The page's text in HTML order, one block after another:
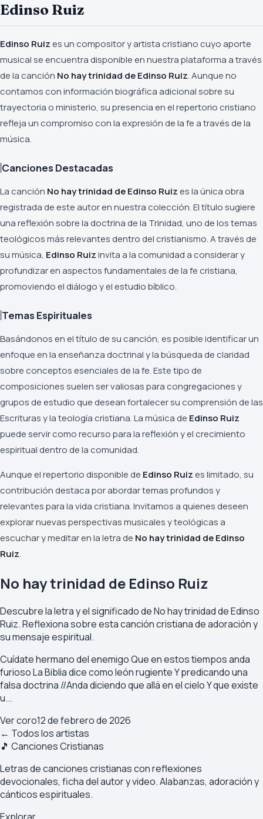
Edinso Ruiz
Edinso Ruizes un compositor y artista cristiano cuyo aporte
musical se encuentra disponible en nuestra plataforma a través
de la canción No hay trinidad de Edinso Ruiz. Aunque no
contamos con información biográfica adicional sobre su
trayectoria o ministerio, su presencia en el repertorio cristiano
refleja un compromiso con la expresión de la fe a través de la
música.
Canciones Destacadas
La canción No hay trinidad de Edinso Ruizes la única obra
registrada de este autor en nuestra colección. El título sugiere
una reflexión sobre la doctrina de la Trinidad, uno de los temas
teológicos más relevantes dentro del cristianismo. A través de
su música, Edinso Ruizinvita a la comunidad a considerar y
profundizar en aspectos fundamentales de la fe cristiana,
promoviendo el diálogo y el estudio bíblico.
Temas Espirituales
Basándonos en el título de su canción, es posible identificar un
enfoque en la enseñanza doctrinal y la búsqueda de claridad
sobre conceptos esenciales de la fe. Este tipo de
composiciones suelen ser valiosas para congregaciones y
grupos de estudio que desean fortalecer su comprensión de las
Escrituras y la teología cristiana. La música de Edinso Ruiz
puede servir como recurso para la reflexión y el crecimiento
espiritual dentro de la comunidad.
Aunque el repertorio disponible de Edinso Ruizes limitado, su
contribución destaca por abordar temas profundos y
relevantes para la vida cristiana. Invitamos a quienes deseen
explorar nuevas perspectivas musicales y teológicas a
escuchar y meditar en la letra de No hay trinidad de Edinso
Ruiz.
No hay trinidad de Edinso Ruiz
Descubre la letra y el significado de No hay trinidad de Edinso
Ruiz. Reflexiona sobre esta canción cristiana de adoración y
su mensaje espiritual.
Cuídate hermano del enemigo Que en estos tiempos anda
furioso La Biblia dice como león rugiente Y predicando una
falsa doctrina //Anda diciendo que allá en el cielo Y que existe
u...
Ver coro12 de febrero de 2026
← Todos los artistas
🎵 Canciones Cristianas
Letras de canciones cristianas con reflexiones
devocionales, ficha del autor y video. Alabanzas, adoración y
cánticos espirituales.
Explorar